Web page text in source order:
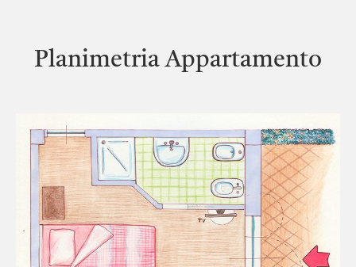
Planimetria Appartamento